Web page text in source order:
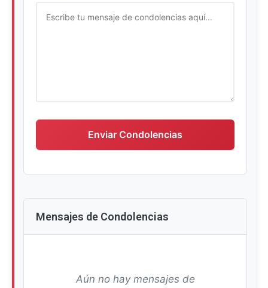
Enviar Condolencias
Mensajes de Condolencias
Aún no hay mensajes de